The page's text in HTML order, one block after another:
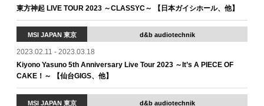
東方神起 LIVE TOUR 2023 ～CLASSYC～ 【日本ガイシホール、他】
MSI JAPAN 東京 d&b audiotechnik
2023.02.11 - 2023.03.18
Kiyono Yasuno 5th Anniversary Live Tour 2023 ～It’s A PIECE OF
CAKE！～ 【仙台GIGS、他】
MSI JAPAN 東京 d&b audiotechnik